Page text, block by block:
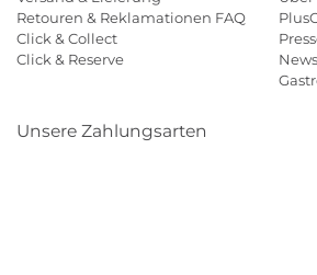
Retouren & Reklamationen FAQ
Click & Collect
Click & Reserve
Unsere Zahlungsarten